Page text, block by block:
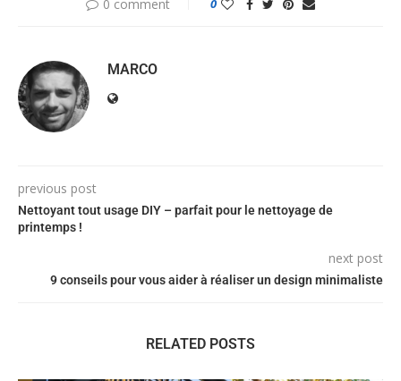
0 comment 0
MARCO
previous post
Nettoyant tout usage DIY – parfait pour le nettoyage de
printemps !
next post
9 conseils pour vous aider à réaliser un design minimaliste
RELATED POSTS